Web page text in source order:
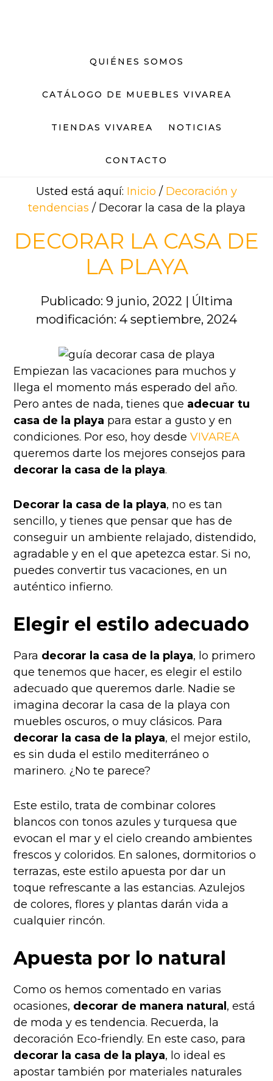
QUIÉNES SOMOS
CATÁLOGO DE MUEBLES VIVAREA
TIENDAS VIVAREA NOTICIAS
CONTACTO
Usted está aquí: Inicio / Decoración y
tendencias /Decorar la casa de la playa
DECORAR LA CASA DE
LA PLAYA
Publicado: 9 junio, 2022 | Última
modificación: 4 septiembre, 2024
Empiezan las vacaciones para muchos y
llega el momento más esperado del año.
Pero antes de nada, tienes que adecuar tu
casa de la playa para estar a gusto y en
condiciones. Por eso, hoy desdeVIVAREA
queremos darte los mejores consejos para
decorar la casa de la playa.
Decorar la casa de la playa, no es tan
sencillo, y tienes que pensar que has de
conseguir un ambiente relajado, distendido,
agradable y en el que apetezca estar. Si no,
puedes convertir tus vacaciones, en un
auténtico infierno.
Elegir el estilo adecuado
Para decorar la casa de la playa, lo primero
que tenemos que hacer, es elegir el estilo
adecuado que queremos darle. Nadie se
imagina decorar la casa de la playa con
muebles oscuros, o muy clásicos. Para
decorar la casa de la playa, el mejor estilo,
es sin duda el estilo mediterráneo o
marinero. ¿No te parece?
Este estilo, trata de combinar colores
blancos con tonos azules y turquesa que
evocan el mar y el cielo creando ambientes
frescos y coloridos. En salones, dormitorios o
terrazas, este estilo apuesta por dar un
toque refrescante a las estancias. Azulejos
de colores, flores y plantas darán vida a
cualquier rincón.
Apuesta por lo natural
Como os hemos comentado en varias
ocasiones, decorar de manera natural , está
de moda y es tendencia. Recuerda, la
decoración Eco-friendly. En este caso, para
decorar la casa de la playa, lo ideal es
apostar también por materiales naturales